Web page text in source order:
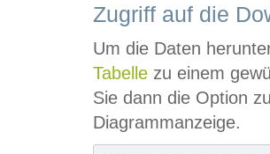
Zugriff auf die
Um die Daten
Tabelle zu einem
Sie dann die Option
Diagrammanzeige.